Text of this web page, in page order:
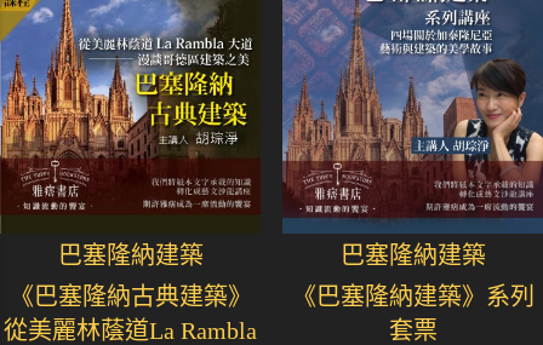
巴塞隆納建築
《巴塞隆納古典建築》
從美麗林蔭道La Rambla
巴塞隆納建築
《巴塞隆納建築》系列
套票